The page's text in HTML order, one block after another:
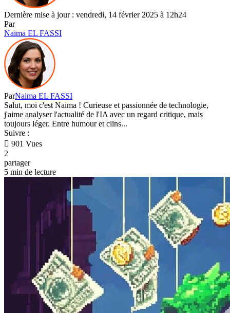
Dernière mise à jour : vendredi, 14 février 2025 à 12h24
Par
Naima EL FASSI
ParNaima EL FASSI
Salut, moi c'est Naima ! Curieuse et passionnée de technologie,
j'aime analyser l'actualité de l'IA avec un regard critique, mais
toujours léger. Entre humour et clins...
Suivre :
901 Vues
2
partager
5 min de lecture